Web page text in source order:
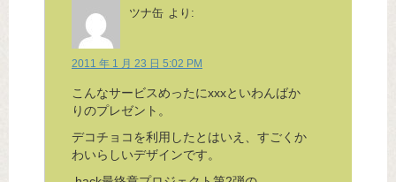
ツナ缶 より:
2011 年 1 月 23 日 5:02 PM
こんなサービスめったにxxxといわんばか
りのプレゼント。
デコチョコを利用したとはいえ、すごくか
わいらしいデザインです。